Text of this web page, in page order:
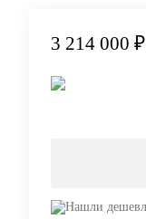
3 214 000 ₽